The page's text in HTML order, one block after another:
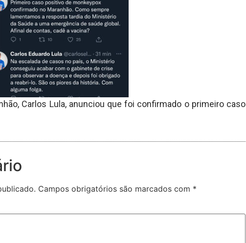
Carlos Lula, anunciou que foi confirmado o primeiro caso
Campos obrigatórios são marcados com *